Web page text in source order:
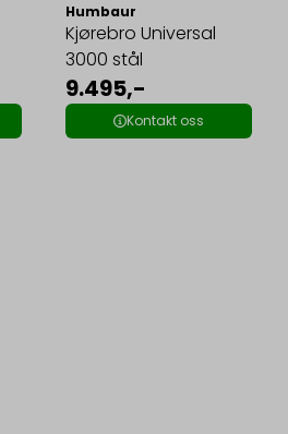
Humbaur
Kjørebro Universal
3000 stål
9.495,-
Kontakt oss